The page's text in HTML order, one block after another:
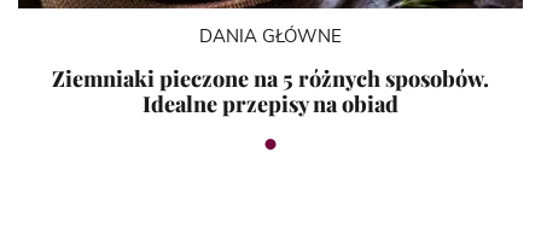
DANIA GŁÓWNE
Ziemniaki pieczone na 5 różnych sposobów.
Idealne przepisy na obiad